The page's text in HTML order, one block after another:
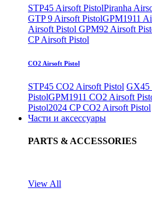
STP45 Airsoft PistolPiranha
GTP 9 Airsoft PistolGPM1911
Airsoft Pistol GPM92 Airsoft
CP Airsoft Pistol
CO2 Airsoft Pistol
STP45 CO2 Airsoft Pistol GX45
PistolGPM1911 CO2 Airsoft
Pistol2024 CP CO2 Airsoft Pistol
Части и аксессуары
PARTS & ACCESSORIES
View All